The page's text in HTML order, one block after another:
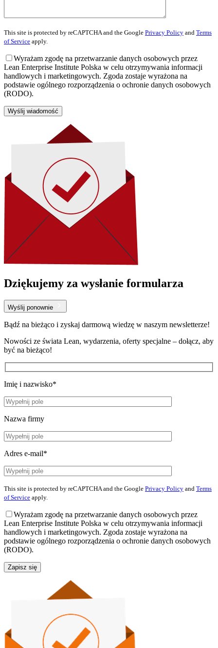
This site is protected by reCAPTCHA and the Google Privacy Policy and Terms
of Service apply.
Wyrażam zgodę na przetwarzanie danych osobowych przez
Lean Enterprise Institute Polska w celu otrzymywania informacji
handlowych i marketingowych. Zgoda zostaje wyrażona na
podstawie ogólnego rozporządzenia o ochronie danych osobowych
(RODO).
Wyślij wiadomość
Dziękujemy za wysłanie formularza
Wyślij ponownie
Bądź na bieżąco i zyskaj darmową wiedzę w naszym newsletterze!
Nowości ze świata Lean, wydarzenia, oferty specjalne – dołącz, aby
być na bieżąco!
Imię i nazwisko*
Nazwa firmy
Adres e-mail*
This site is protected by reCAPTCHA and the Google Privacy Policy and Terms
of Service apply.
Wyrażam zgodę na przetwarzanie danych osobowych przez
Lean Enterprise Institute Polska w celu otrzymywania informacji
handlowych i marketingowych. Zgoda zostaje wyrażona na
podstawie ogólnego rozporządzenia o ochronie danych osobowych
(RODO).
Zapisz się